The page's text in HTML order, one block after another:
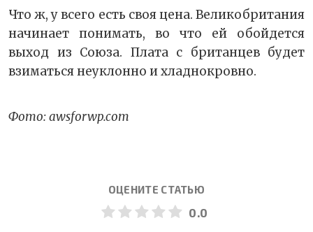
Что ж, у всего есть своя цена. Великобритания
начинает понимать, во что ей обойдется
выход из Союза. Плата с британцев будет
взиматься неуклонно и хладнокровно.
Фото: awsforwp.com
ОЦЕНИТЕ СТАТЬЮ
0.0